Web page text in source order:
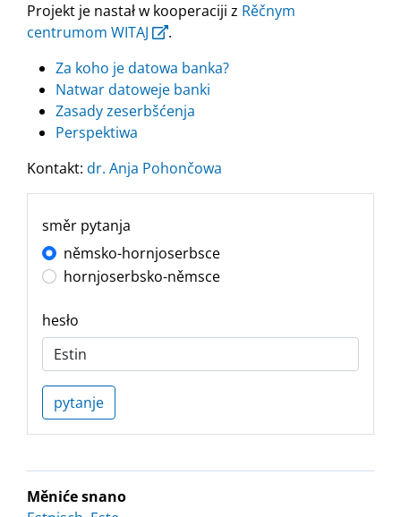
Projekt je nastał w kooperaciji z Rěčnym
centrumom WITAJ
.
Za koho je datowa banka?
Natwar datoweje banki
Zasady zeserbšćenja
Perspektiwa
Kontakt: dr. Anja Pohončowa
směr pytanja
němsko-hornjoserbsce
hornjoserbsko-němsce
hesło
pytanje
Měniće snano